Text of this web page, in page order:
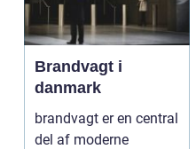
Brandvagt i
danmark
brandvagt er en central
del af moderne